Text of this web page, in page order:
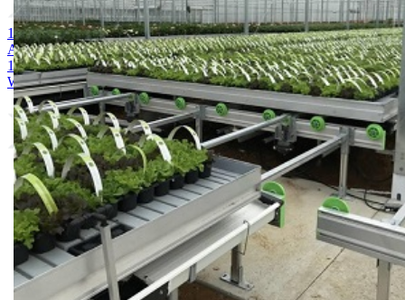
1. Acoustic 1l 2. SUPERNOVA 72 WP 3. PREVENT 80 WP 4.
ALIJANSA PLUS 5. ENYGMA 62,5 WG 6. GALOFUNGIN T
1 lit 7. KANTON 700 WG 8. AZAKA 250 SC 9. FOSSAL 80
WP 10. KOCIDE 2000